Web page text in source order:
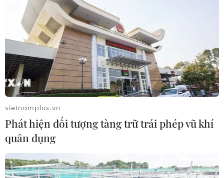
TIN CÙNG CHUYÊN MỤC
Bí thư Thành ủy Hà Nội thúc tiến độ
hai dự án giao thông trọng điểm
Nam Thủ đô
vietnamplus.vn
Phát hiện đối tượng tàng trữ trái phép vũ khí
quân dụng